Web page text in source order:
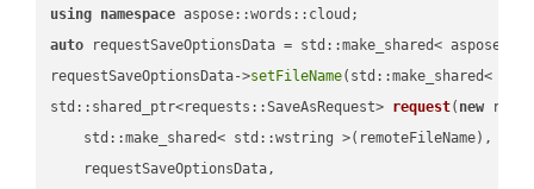
using namespace
auto requestSaveOptionsData = std::make_shared<
requestSaveOptionsData->setFileName(std::make_shared<
std::shared_ptr<requests::SaveAsRequest> request( new
    std::make_shared< std::wstring >(remoteFileName),
    requestSaveOptionsData,